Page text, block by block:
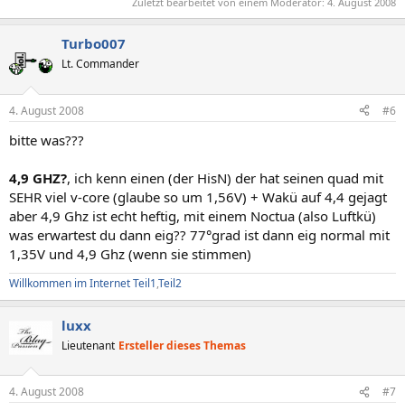
Turbo007
Lt. Commander
4. August 2008 #6
bitte was???
4,9 GHZ?, ich kenn einen (der HisN) der hat seinen quad mit
SEHR viel v-core (glaube so um 1,56V) + Wakü auf 4,4 gejagt
aber 4,9 Ghz ist echt heftig, mit einem Noctua (also Luftkü)
was erwartest du dann eig?? 77°grad ist dann eig normal mit
1,35V und 4,9 Ghz (wenn sie stimmen)
Willkommen im Internet Teil1,Teil2
luxx
Lieutenant Ersteller dieses Themas
4. August 2008 #7